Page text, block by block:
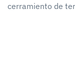
cerramiento de